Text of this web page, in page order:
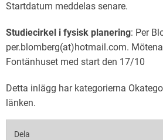
Startdatum meddelas senare.
Studiecirkel i fysisk planering: Per
per.blomberg(at)hotmail.com.
Fontänhuset med start den 17/10
Detta inlägg har kategorierna
länken.
Dela